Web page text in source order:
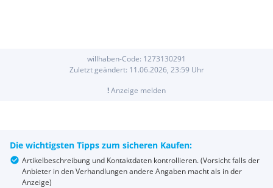
willhaben-Code: 1273130291
Zuletzt geändert: 11.06.2026, 23:59 Uhr
!Anzeige melden
Die wichtigsten Tipps zum sicheren Kaufen:
Artikelbeschreibung und Kontaktdaten kontrollieren. (Vorsicht falls der
Anbieter in den Verhandlungen andere Angaben macht als in der
Anzeige)